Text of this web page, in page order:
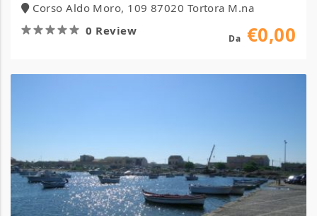
Corso Aldo Moro, 109 87020 Tortora M.na
0 Review
Da €0,00